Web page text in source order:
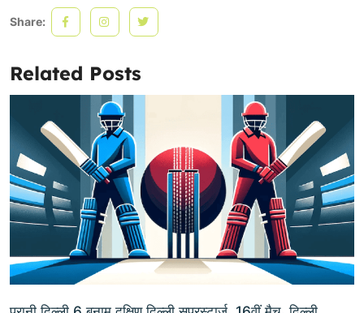
Share:
Related Posts